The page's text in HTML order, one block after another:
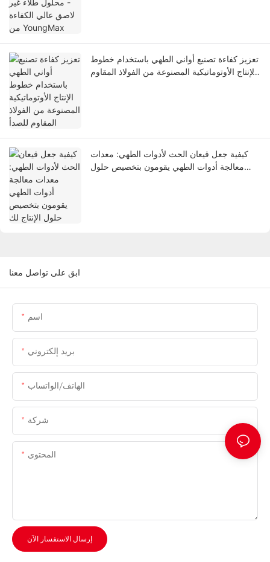
تعزيز كفاءة تصنيع أواني الطهي باستخدام خطوط
الإنتاج الأوتوماتيكية المصنوعة من الفولاذ المقاوم
كيفية جعل قيعان الحث لأدوات الطهي: معدات
معالجة أدوات الطهي يقومون بتخصيص حلول
ابق على تواصل معنا
اسم
بريد إلكتروني
الهاتف/الواتساب
شركة
المحتوى
إرسال الاستفسار الآن